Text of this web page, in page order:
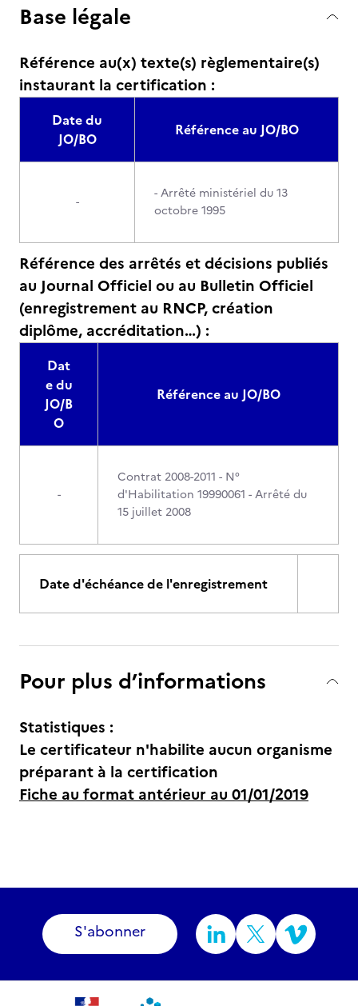
Base légale
Référence au(x) texte(s) règlementaire(s)
instaurant la certification :
Date du
JO/BO
Référence au JO/BO
-
- Arrêté ministériel du 13
octobre 1995
Référence des arrêtés et décisions publiés
au Journal Officiel ou au Bulletin Officiel
(enregistrement au RNCP, création
diplôme, accréditation…) :
Dat
e du
JO/B
O
Référence au JO/BO
-
Contrat 2008-2011 - N°
d'Habilitation 19990061 - Arrêté du
15 juillet 2008
Date d'échéance de l'enregistrement
Pour plus d’informations
Statistiques :
Le certificateur n'habilite aucun organisme
préparant à la certification
Fiche au format antérieur au 01/01/2019
S'abonner